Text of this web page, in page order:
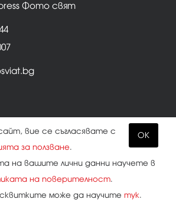
Фото свят
|Бисквитки
права запазени.
OK
вие се съгласявате с
за ползване.
на вашите лични данни научете в
на поверителност.
може да научите тук.